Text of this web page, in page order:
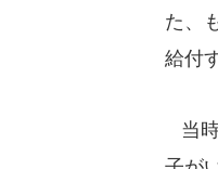
た、
給付
当